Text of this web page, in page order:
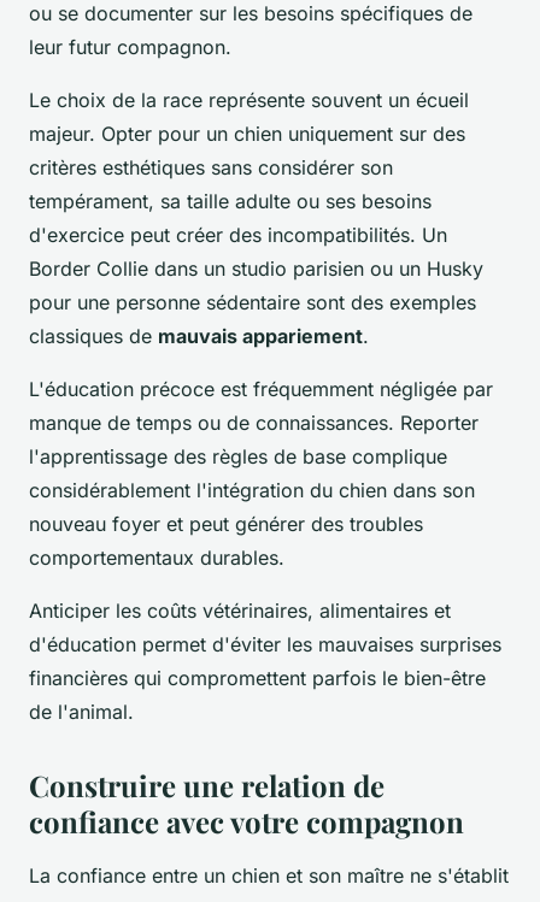
ou se documenter sur les besoins spécifiques de
leur futur compagnon.
Le choix de la race représente souvent un écueil
majeur. Opter pour un chien uniquement sur des
critères esthétiques sans considérer son
tempérament, sa taille adulte ou ses besoins
d'exercice peut créer des incompatibilités. Un
Border Collie dans un studio parisien ou un Husky
pour une personne sédentaire sont des exemples
classiques de mauvais appariement.
L'éducation précoce est fréquemment négligée par
manque de temps ou de connaissances. Reporter
l'apprentissage des règles de base complique
considérablement l'intégration du chien dans son
nouveau foyer et peut générer des troubles
comportementaux durables.
Anticiper les coûts vétérinaires, alimentaires et
d'éducation permet d'éviter les mauvaises surprises
financières qui compromettent parfois le bien-être
de l'animal.
Construire une relation de
confiance avec votre compagnon
La confiance entre un chien et son maître ne s'établit